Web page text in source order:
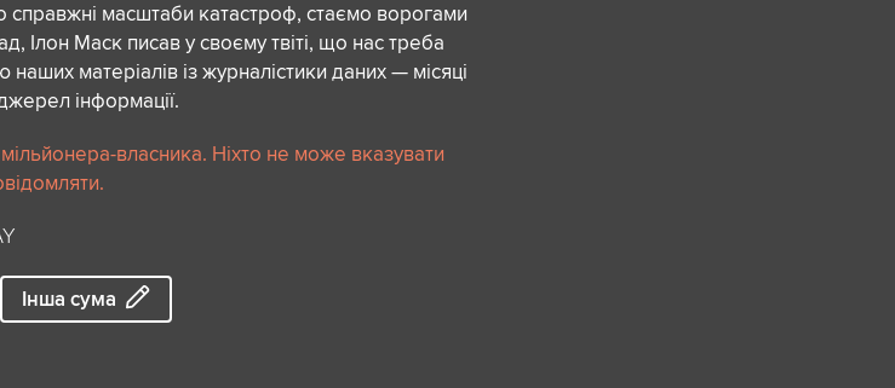
справжні масштаби катастроф, стаємо ворогами
Ілон Маск писав у своєму твіті, що нас треба
наших матеріалів із журналістики даних — місяці
інформації.
власника. Ніхто не може вказувати
Інша сума